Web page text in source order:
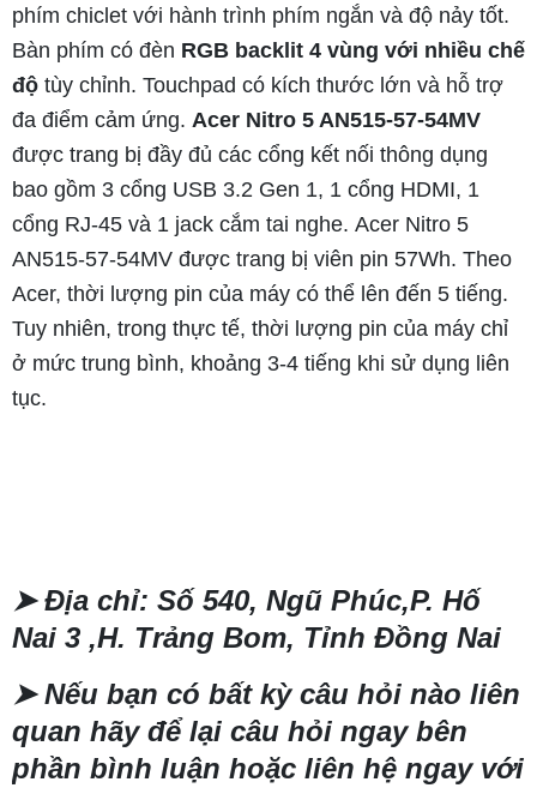
phím chiclet với hành trình phím ngắn và độ nảy tốt.
Bàn phím có đèn RGB backlit 4 vùng với nhiều chế
độ tùy chỉnh. Touchpad có kích thước lớn và hỗ trợ
đa điểm cảm ứng. Acer Nitro 5 AN515-57-54MV
được trang bị đầy đủ các cổng kết nối thông dụng
bao gồm 3 cổng USB 3.2 Gen 1, 1 cổng HDMI, 1
cổng RJ-45 và 1 jack cắm tai nghe. Acer Nitro 5
AN515-57-54MV được trang bị viên pin 57Wh. Theo
Acer, thời lượng pin của máy có thể lên đến 5 tiếng.
Tuy nhiên, trong thực tế, thời lượng pin của máy chỉ
ở mức trung bình, khoảng 3-4 tiếng khi sử dụng liên
tục.
➤Địa chỉ: Số 540, Ngũ Phúc,P. Hố
Nai 3 ,H. Trảng Bom, Tỉnh Đồng Nai
➤Nếu bạn có bất kỳ câu hỏi nào liên
quan hãy để lại câu hỏi ngay bên
phần bình luận hoặc liên hệ ngay với